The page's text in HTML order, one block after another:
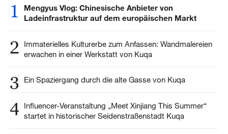
1
Mengyus Vlog: Chinesische Anbieter von
Ladeinfrastruktur auf dem europäischen Markt
2
Immaterielles Kulturerbe zum Anfassen: Wandmalereien
erwachen in einer Werkstatt von Kuqa
3 Ein Spaziergang durch die alte Gasse von Kuqa
4 Influencer-Veranstaltung „Meet Xinjiang This Summer“
startet in historischer Seidenstraßenstadt Kuqa